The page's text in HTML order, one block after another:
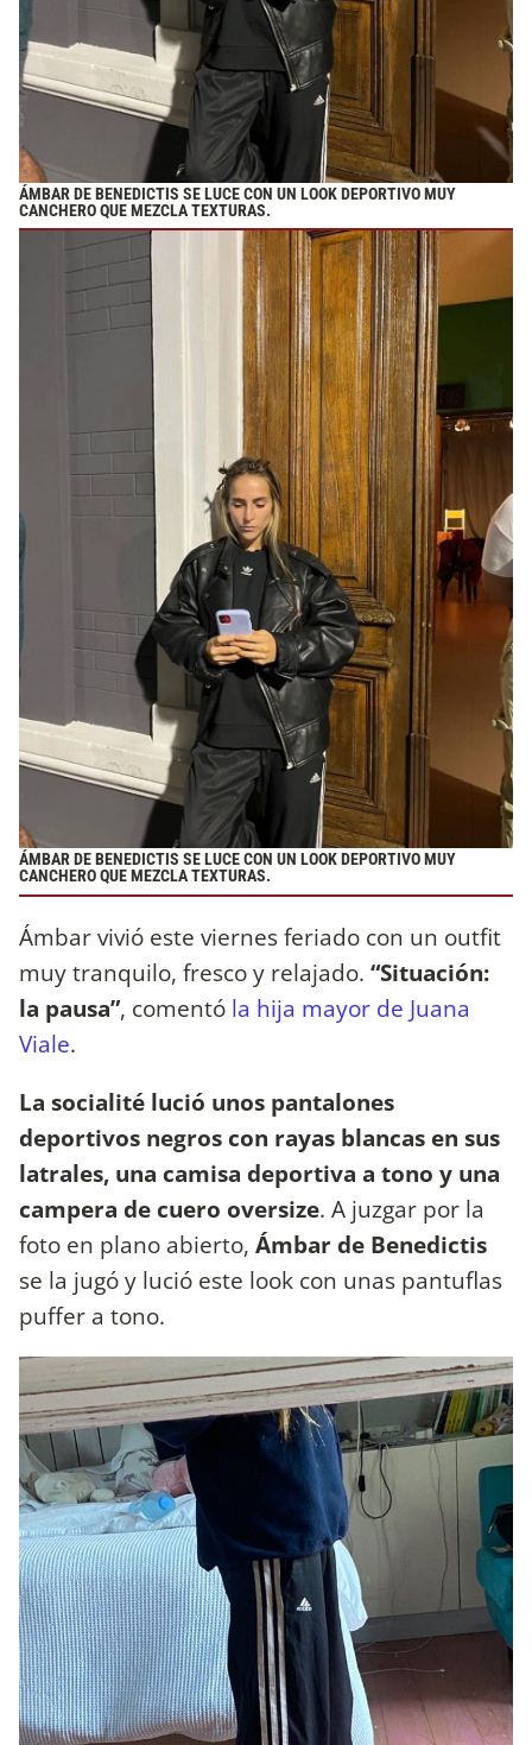
ÁMBAR DE BENEDICTIS SE LUCE CON UN LOOK DEPORTIVO MUY
CANCHERO QUE MEZCLA TEXTURAS.
ÁMBAR DE BENEDICTIS SE LUCE CON UN LOOK DEPORTIVO MUY
CANCHERO QUE MEZCLA TEXTURAS.
Ámbar vivió este viernes feriado con un outfit
muy tranquilo, fresco y relajado. “Situación:
la pausa”, comentó la hija mayor de Juana
Viale.
La socialité lució unos pantalones
deportivos negros con rayas blancas en sus
latrales, una camisa deportiva a tono y una
campera de cuero oversize. A juzgar por la
foto en plano abierto, Ámbar de Benedictis
se la jugó y lució este look con unas pantuflas
puffer a tono.